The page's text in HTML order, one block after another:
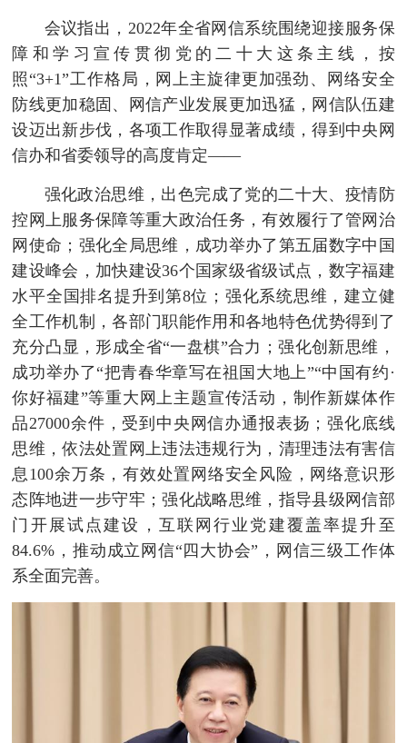
会议指出，2022年全省网信系统围绕迎接服务保
障和学习宣传贯彻党的二十大这条主线，按
照“3+1”工作格局，网上主旋律更加强劲、网络安全
防线更加稳固、网信产业发展更加迅猛，网信队伍建
设迈出新步伐，各项工作取得显著成绩，得到中央网
信办和省委领导的高度肯定——
强化政治思维，出色完成了党的二十大、疫情防
控网上服务保障等重大政治任务，有效履行了管网治
网使命；强化全局思维，成功举办了第五届数字中国
建设峰会，加快建设36个国家级省级试点，数字福建
水平全国排名提升到第8位；强化系统思维，建立健
全工作机制，各部门职能作用和各地特色优势得到了
充分凸显，形成全省“一盘棋”合力；强化创新思维，
成功举办了“把青春华章写在祖国大地上”“中国有约·
你好福建”等重大网上主题宣传活动，制作新媒体作
品27000余件，受到中央网信办通报表扬；强化底线
思维，依法处置网上违法违规行为，清理违法有害信
息100余万条，有效处置网络安全风险，网络意识形
态阵地进一步守牢；强化战略思维，指导县级网信部
门开展试点建设，互联网行业党建覆盖率提升至
84.6%，推动成立网信“四大协会”，网信三级工作体
系全面完善。